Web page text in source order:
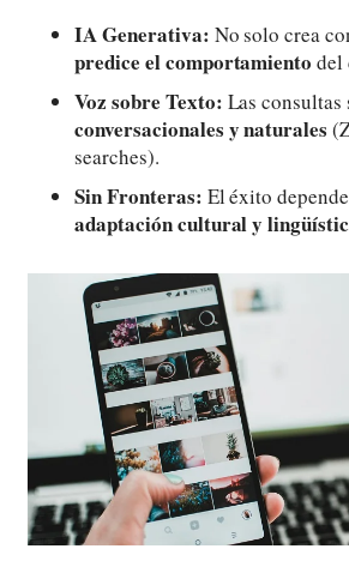
IA Generativa: No solo crea
predice el comportamiento del
Voz sobre Texto: Las consultas
conversacionales y naturales
searches).
Sin Fronteras: El éxito
adaptación cultural y